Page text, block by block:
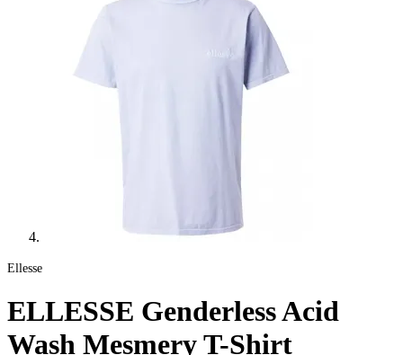
Ellesse
ELLESSE Genderless Acid
Wash Mesmery T-Shirt